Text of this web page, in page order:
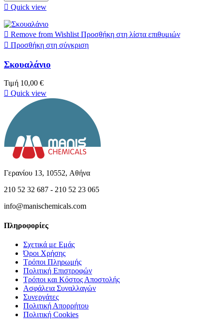
 Quick view
 Remove from Wishlist Προσθήκη στη λίστα επιθυμιών
 Προσθήκη στη σύγκριση
Σκουαλάνιο
Τιμή 10,00 €
 Quick view
Γερανίου 13, 10552, Aθήνα
210 52 32 687 - 210 52 23 065
info@manischemicals.com
Πληροφορίες
Σχετικά με Εμάς
Όροι Χρήσης
Τρόποι Πληρωμής
Πολιτική Επιστροφών
Τρόποι και Κόστος Αποστολής
Ασφάλεια Συναλλαγών
Συνεργάτες
Πολιτική Απορρήτου
Πολιτική Cookies